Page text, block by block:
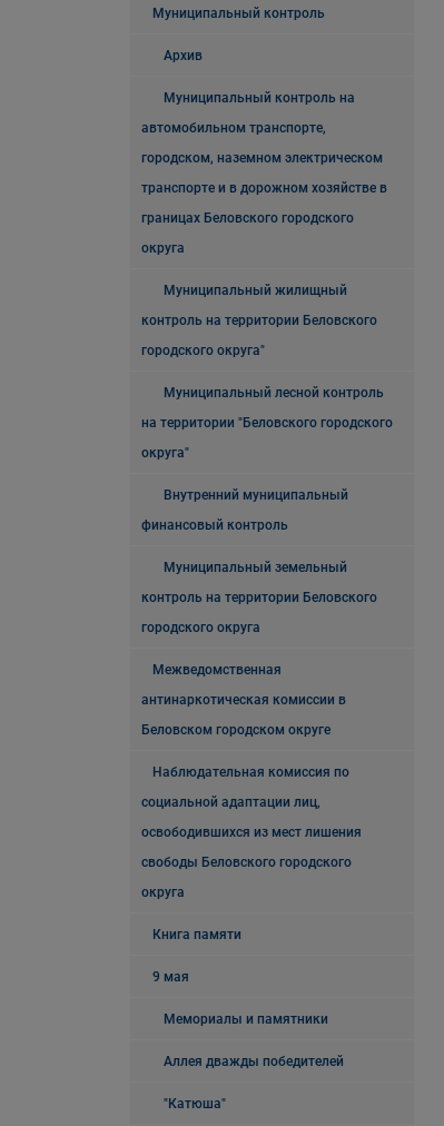
Муниципальный контроль
Архив
Муниципальный контроль на
автомобильном транспорте,
городском, наземном электрическом
транспорте и в дорожном хозяйстве в
границах Беловского городского
округа
Муниципальный жилищный
контроль на территории Беловского
городского округа"
Муниципальный лесной контроль
на территории "Беловского городского
округа"
Внутренний муниципальный
финансовый контроль
Муниципальный земельный
контроль на территории Беловского
городского округа
Межведомственная
антинаркотическая комиссии в
Беловском городском округе
Наблюдательная комиссия по
социальной адаптации лиц,
освободившихся из мест лишения
свободы Беловского городского
округа
Книга памяти
9 мая
Мемориалы и памятники
Аллея дважды победителей
"Катюша"